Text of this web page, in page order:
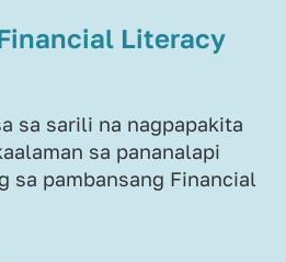
Literacy
sa sarili na nagpapakita
sa pananalapi
sa pambansang Financial